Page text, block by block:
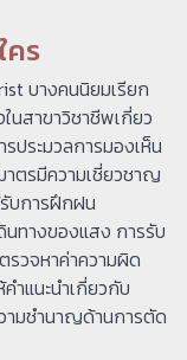
คร
บางคนนิยมเรียก
นสาขาวิชาชีพเกี่ยว
ประมวลการมองเห็น
ตรมีความเชี่ยวชาญ
บการฝึกฝน
นทางของแสง การรับ
รวจหาค่าความผิด
แนะนำเกี่ยวกับ
ามชำนาญด้านการตัด